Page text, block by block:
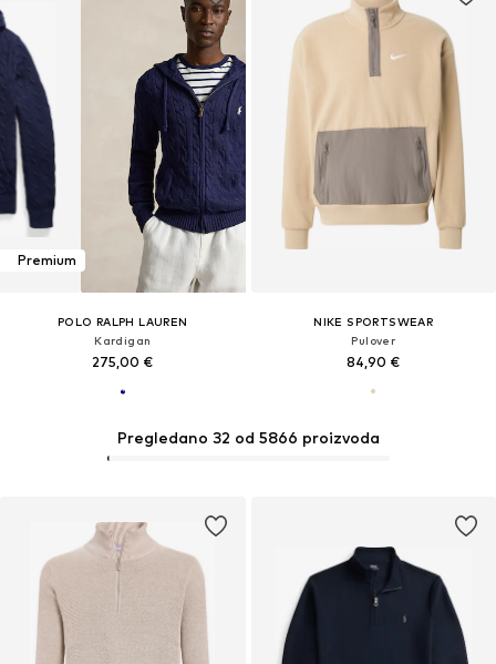
Premium
POLO RALPH LAUREN
Kardigan
275,00 €
NIKE SPORTSWEAR
Pulover
84,90 €
Pregledano 32 od 5866 proizvoda